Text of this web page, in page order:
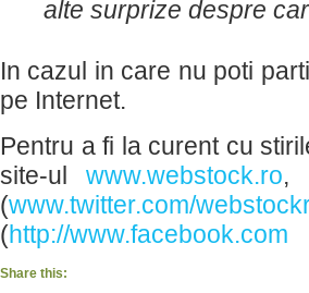
alte surprize despre
In cazul in care nu poti
pe Internet.
Pentru a fi la curent cu
site-ulwww.webstock.ro,
(www.twitter.com/
(http://
Share this: